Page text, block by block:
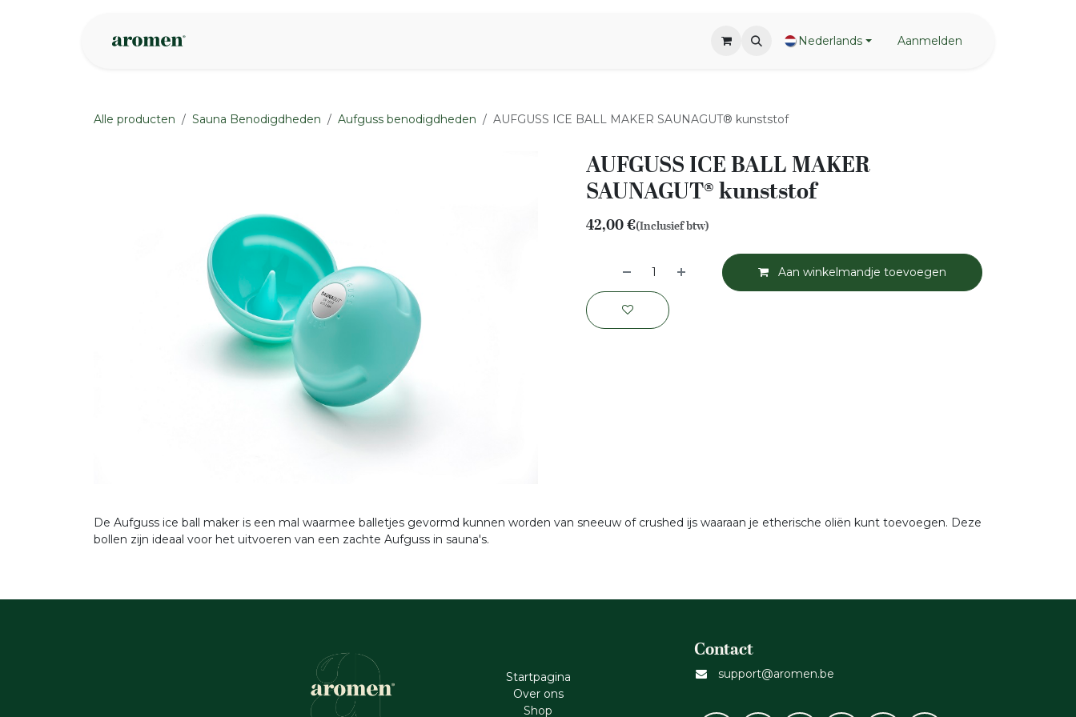
Nederlands Aanmelden
Alle producten Sauna Benodigdheden Aufguss benodigdheden AUFGUSS ICE BALL MAKER SAUNAGUT® kunststof
AUFGUSS ICE BALL MAKER
SAUNAGUT® kunststof
42,00€(Inclusief btw)
Aan winkelmandje toevoegen
De Aufguss ice ball maker is een mal waarmee balletjes gevormd kunnen worden van sneeuw of crushed ijs waaraan je etherische oliën kunt toevoegen. Deze
bollen zijn ideaal voor het uitvoeren van een zachte Aufguss in sauna's.
Startpagina
Ove​r​ ons
Shop
Contact
support@aromen.be